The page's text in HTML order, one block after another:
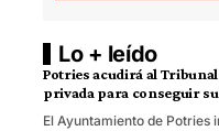
Lo + leído
Potries acudirá al
privada para conseguir
El Ayuntamiento de Potries